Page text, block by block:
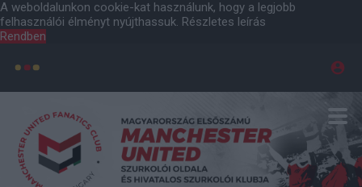
A weboldalunkon cookie-kat használunk, hogy a legjobb
felhasználói élményt nyújthassuk. Részletes leírás
Rendben